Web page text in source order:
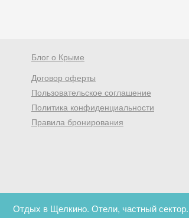
Блог о Крыме
Договор оферты
Пользовательское соглашение
Политика конфиденциальности
Правила бронирования
Отдых в Щелкино. Отели, частный сектор.